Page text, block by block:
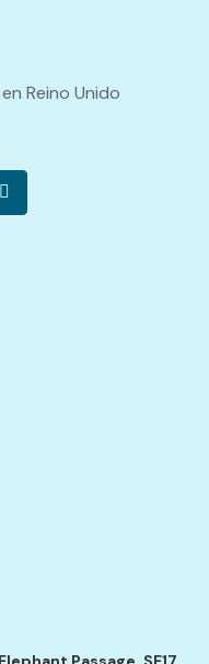
Reino Unido